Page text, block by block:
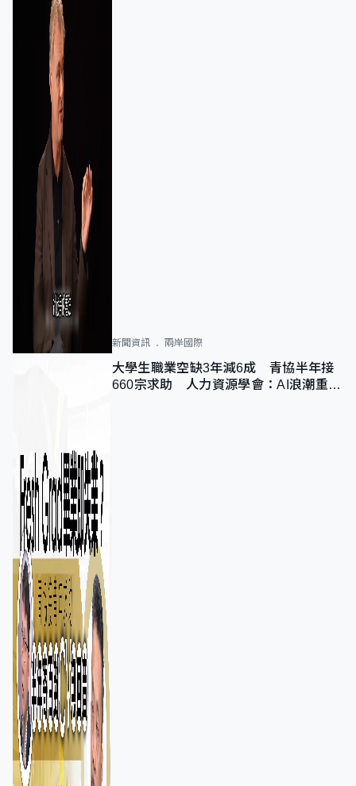
新聞資訊 兩岸國際
大學生職業空缺3年減6成 青協半年接
660宗求助 人力資源學會：AI浪潮重整